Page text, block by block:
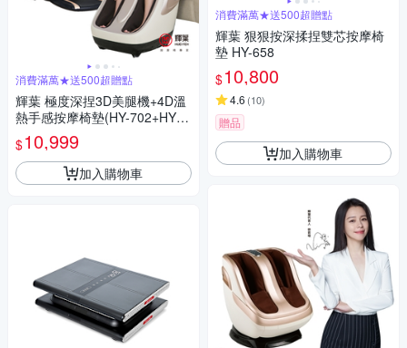
消費滿萬★送500超贈點
輝葉 極度深捏3D美腿機+4D溫
熱手感按摩椅墊(HY-702+HY-6
33)
$10,999
加入購物車
消費滿萬★送500超贈點
輝葉 狠狠按深揉捏雙芯按摩椅
墊 HY-658
$10,800
4.6 (10)
贈品
加入購物車